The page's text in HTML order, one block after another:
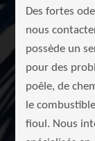
Des fortes
nous
possède un
pour des
poêle, de
le
fioul. Nous